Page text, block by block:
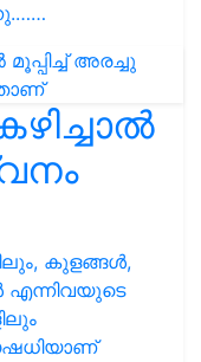
കുളങ്ങൾ,
എന്നിവയുടെ